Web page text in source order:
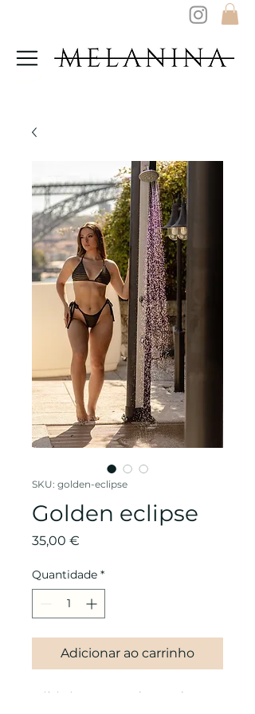
SKU: golden-eclipse
Golden eclipse
35,00 €
Quantidade *
Adicionar ao carrinho
Bikini preto e dourado em